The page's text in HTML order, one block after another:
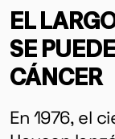
EL
SE
CÁNCER
En 1976, el